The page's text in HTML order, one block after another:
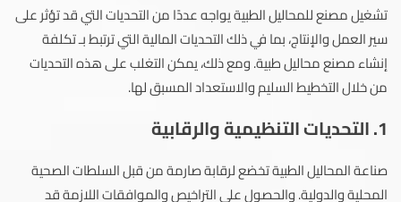
تشغيل مصنع للمحاليل الطبية يواجه عددًا من التحديات التي قد تؤثر على
سير العمل والإنتاج، بما في ذلك التحديات المالية التي ترتبط بـ تكلفة
إنشاء مصنع محاليل طبية. ومع ذلك، يمكن التغلب على هذه التحديات
من خلال التخطيط السليم والاستعداد المسبق لها.
1. التحديات التنظيمية والرقابية
صناعة المحاليل الطبية تخضع لرقابة صارمة من قبل السلطات الصحية
المحلية والدولية. والحصول على التراخيص والموافقات اللازمة قد